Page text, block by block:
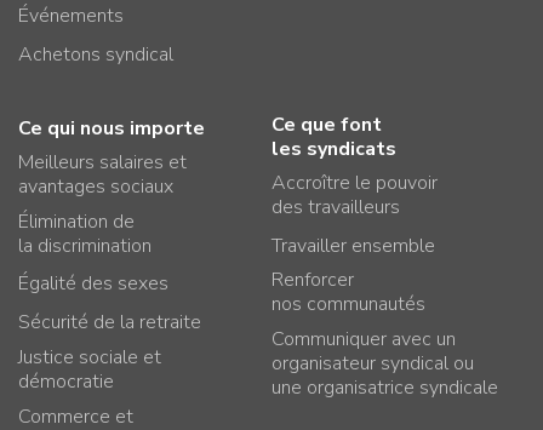
Événements
Achetons syndical
Ce qui nous importe
Meilleurs salaires et
avantages sociaux
Élimination de
la discrimination
Égalité des sexes
Sécurité de la retraite
Justice sociale et
démocratie
Commerce et
Ce que font
les syndicats
Accroître le pouvoir
des travailleurs
Travailler ensemble
Renforcer
nos communautés
Communiquer avec un
organisateur syndical ou
une organisatrice syndicale